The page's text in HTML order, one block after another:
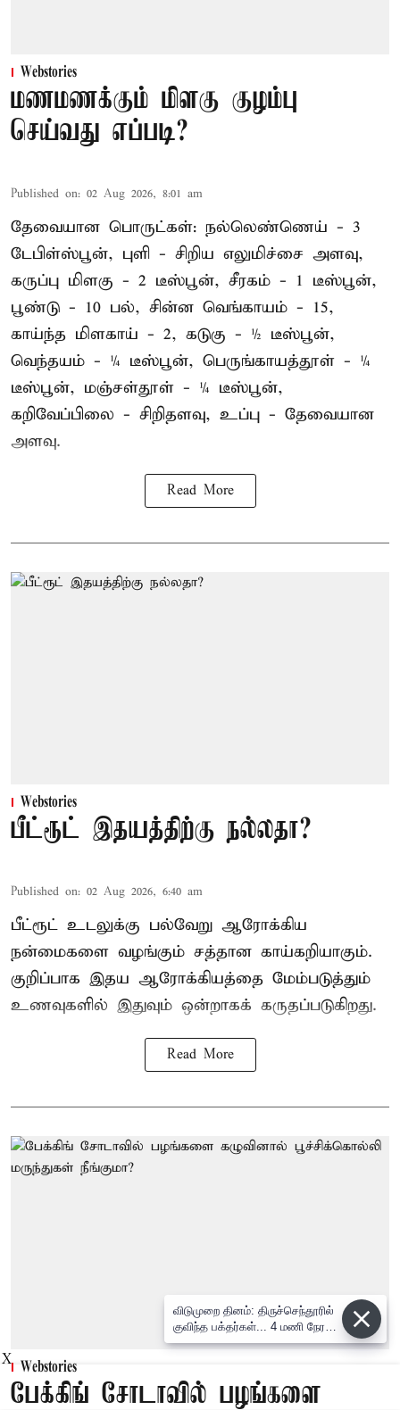
Webstories
மணமணக்கும் மிளகு குழம்பு
செய்வது எப்படி?
Published on: 02 Aug 2026, 8:01 am
தேவையான பொருட்கள்: நல்லெண்ணெய் - 3
டேபிள்ஸ்பூன், புளி - சிறிய எலுமிச்சை அளவு,
கருப்பு மிளகு - 2 டீஸ்பூன், சீரகம் - 1 டீஸ்பூன்,
பூண்டு - 10 பல், சின்ன வெங்காயம் - 15,
காய்ந்த மிளகாய் - 2, கடுகு - ½ டீஸ்பூன்,
வெந்தயம் - ¼ டீஸ்பூன், பெருங்காயத்தூள் - ¼
டீஸ்பூன், மஞ்சள்தூள் - ¼ டீஸ்பூன்,
கறிவேப்பிலை - சிறிதளவு, உப்பு - தேவையான
அளவு.
Read More
Webstories
பீட்ரூட் இதயத்திற்கு நல்லதா?
Published on: 02 Aug 2026, 6:40 am
பீட்ரூட் உடலுக்கு பல்வேறு ஆரோக்கிய
நன்மைகளை வழங்கும் சத்தான காய்கறியாகும்.
குறிப்பாக இதய ஆரோக்கியத்தை மேம்படுத்தும்
உணவுகளில் இதுவும் ஒன்றாகக் கருதப்படுகிறது.
Read More
Webstories
பேக்கிங் சோடாவில் பழங்களை
X
விடுமுறை தினம்: திருச்செந்தூரில்
குவிந்த பக்தர்கள்... 4 மணி நேரம்
காத்திருந்து தரிசனம்